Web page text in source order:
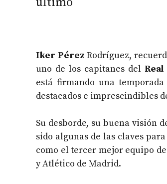
Iker Pérez Rodríguez,
uno de los capitanes del
está firmando una
destacados e imprescindibles
Su desborde, su buena visión
sido algunas de las claves
como el tercer mejor equipo
y Atlético de Madrid.